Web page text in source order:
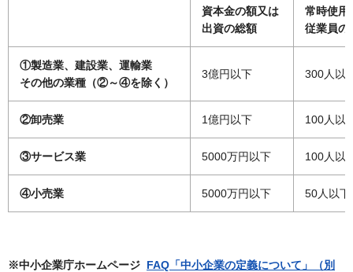
資本金の額又は
出資の総額
常時使用
従業員の
①製造業、建設業、運輸業
その他の業種（②～④を除く）
3億円以下 300人以
②卸売業 1億円以下 100人以
③サービス業 5000万円以下 100人以
④小売業 5000万円以下 50人以下
※中小企業庁ホームページ FAQ「中小企業の定義について」（別